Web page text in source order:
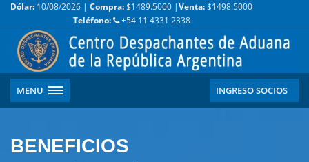
Dólar: 10/08/2026 | Compra:$1489.5000 |Venta:$1498.5000
Teléfono:
+54 11 4331 2338
MENU INGRESO SOCIOS
BENEFICIOS